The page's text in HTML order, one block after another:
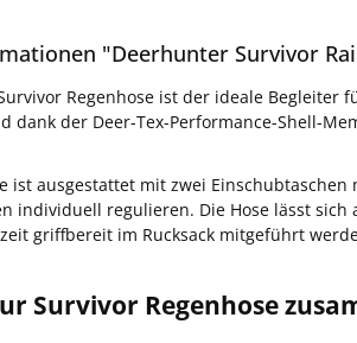
"Deerhunter Survivor
Regenhose ist der ideale
dank der Deer-Tex-Performance-Shell-
ist ausgestattet mit zwei
individuell regulieren. Die Hose lässt
griffbereit im Rucksack mitgeführt
Survivor Regenhose